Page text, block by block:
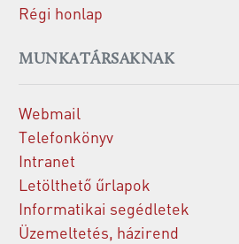
Régi honlap
MUNKATÁRSAKNAK
Webmail
Telefonkönyv
Intranet
Letölthető űrlapok
Informatikai segédletek
Üzemeltetés, házirend